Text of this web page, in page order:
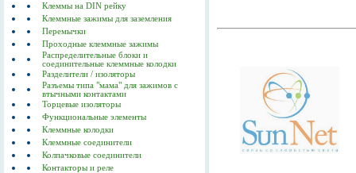
Клеммы на DIN рейку
Клеммные зажимы для заземления
Перемычки
Проходные клеммные зажимы
Распределительные блоки и
соединительные клеммные колодки
Разделители / изоляторы
Разъемы типа "мама" для зажимов с
втычными контактами
Торцевые изоляторы
Функциональные элементы
Клеммные колодки
Клеммные соединители
Колпачковые соединители
Контакторы и реле